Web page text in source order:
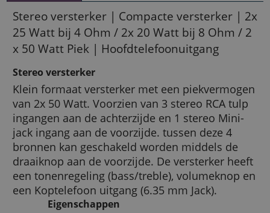
Stereo versterker | Compacte versterker | 2x
25 Watt bij 4 Ohm / 2x 20 Watt bij 8 Ohm / 2
x 50 Watt Piek | Hoofdtelefoonuitgang
Stereo versterker
Klein formaat versterker met een piekvermogen
van 2x 50 Watt. Voorzien van 3 stereo RCA tulp
ingangen aan de achterzijde en 1 stereo Mini-
jack ingang aan de voorzijde. tussen deze 4
bronnen kan geschakeld worden middels de
draaiknop aan de voorzijde. De versterker heeft
een tonenregeling (bass/treble), volumeknop en
een Koptelefoon uitgang (6.35 mm Jack).
Eigenschappen